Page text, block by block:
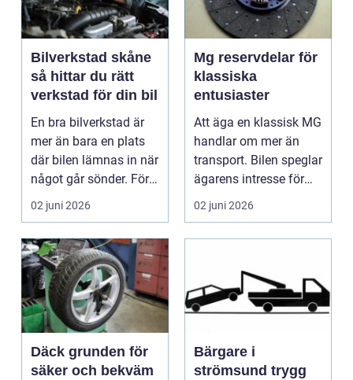
Bilverkstad skåne
så hittar du rätt
verkstad för din bil
En bra bilverkstad är
mer än bara en plats
där bilen lämnas in när
något går sönder. För
många biläg...
02 juni 2026
Mg reservdelar för
klassiska
entusiaster
Att äga en klassisk MG
handlar om mer än
transport. Bilen speglar
ägarens intresse för
teknik, histo...
02 juni 2026
Däck grunden för
säker och bekväm
Bärgare i
strömsund trygg